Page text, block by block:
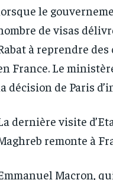
le
de visas
à reprendre
France. Le
décision de Paris
dernière visite
remonte à
Macron,